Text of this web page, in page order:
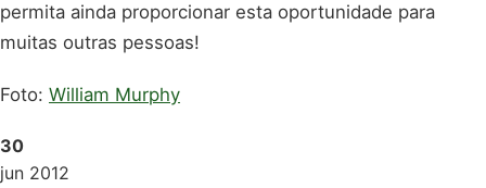
permita ainda proporcionar esta oportunidade para
muitas outras pessoas!
Foto: William Murphy
30
jun 2012